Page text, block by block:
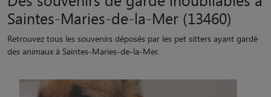
Saintes-Maries-de-la-Mer (13460)
Retrouvez tous les souvenirs déposés par les pet sitters ayant gardé
des animaux à Saintes-Maries-de-la-Mer.